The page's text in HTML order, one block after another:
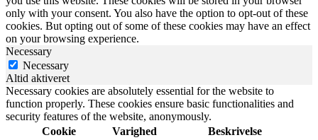
only with your consent. You also have the option to opt-out of these
cookies. But opting out of some of these cookies may have an effect
on your browsing experience.
Necessary
Necessary
Altid aktiveret
Necessary cookies are absolutely essential for the website to
function properly. These cookies ensure basic functionalities and
security features of the website, anonymously.
Cookie
Varighed Beskrivelse